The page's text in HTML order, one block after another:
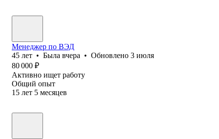
Менеджер по ВЭД
45 лет • Была вчера • Обновлено 3 июля
80 000 ₽
Активно ищет работу
Общий опыт
15 лет 5 месяцев